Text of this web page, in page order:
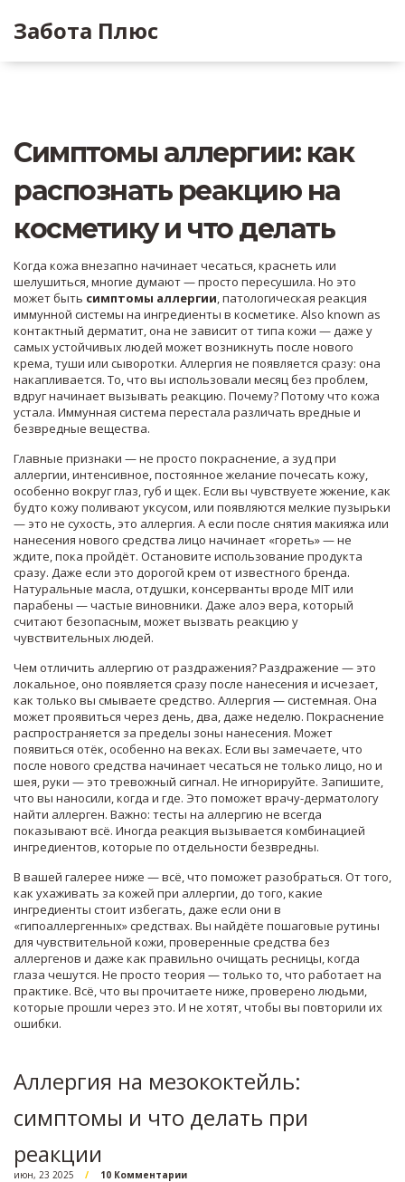
Забота Плюс
Симптомы аллергии: как
распознать реакцию на
косметику и что делать
Когда кожа внезапно начинает чесаться, краснеть или
шелушиться, многие думают — просто пересушила. Но это
может быть симптомы аллергии,патологическая реакция
иммунной системы на ингредиенты в косметике. Also known as
контактный дерматит, она не зависит от типа кожи — даже у
самых устойчивых людей может возникнуть после нового
крема, туши или сыворотки. Аллергия не появляется сразу: она
накапливается. То, что вы использовали месяц без проблем,
вдруг начинает вызывать реакцию. Почему? Потому что кожа
устала. Иммунная система перестала различать вредные и
безвредные вещества.
Главные признаки — не просто покраснение, а зуд при
аллергии,интенсивное, постоянное желание почесать кожу,
особенно вокруг глаз, губ и щек. Если вы чувствуете жжение, как
будто кожу поливают уксусом, или появляются мелкие пузырьки
— это не сухость, это аллергия. А если после снятия макияжа или
нанесения нового средства лицо начинает «гореть» — не
ждите, пока пройдёт. Остановите использование продукта
сразу. Даже если это дорогой крем от известного бренда.
Натуральные масла, отдушки, консерванты вроде MIT или
парабены — частые виновники. Даже алоэ вера, который
считают безопасным, может вызвать реакцию у
чувствительных людей.
Чем отличить аллергию от раздражения? Раздражение — это
локальное, оно появляется сразу после нанесения и исчезает,
как только вы смываете средство. Аллергия — системная. Она
может проявиться через день, два, даже неделю. Покраснение
распространяется за пределы зоны нанесения. Может
появиться отёк, особенно на веках. Если вы замечаете, что
после нового средства начинает чесаться не только лицо, но и
шея, руки — это тревожный сигнал. Не игнорируйте. Запишите,
что вы наносили, когда и где. Это поможет врачу-дерматологу
найти аллерген. Важно: тесты на аллергию не всегда
показывают всё. Иногда реакция вызывается комбинацией
ингредиентов, которые по отдельности безвредны.
В вашей галерее ниже — всё, что поможет разобраться. От того,
как ухаживать за кожей при аллергии, до того, какие
ингредиенты стоит избегать, даже если они в
«гипоаллергенных» средствах. Вы найдёте пошаговые рутины
для чувствительной кожи, проверенные средства без
аллергенов и даже как правильно очищать ресницы, когда
глаза чешутся. Не просто теория — только то, что работает на
практике. Всё, что вы прочитаете ниже, проверено людьми,
которые прошли через это. И не хотят, чтобы вы повторили их
ошибки.
Аллергия на мезококтейль:
симптомы и что делать при
реакции
июн, 23 2025 10 Комментарии